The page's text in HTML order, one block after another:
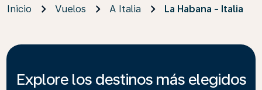
Inicio Vuelos A Italia La Habana - Italia
Explore los destinos más elegidos